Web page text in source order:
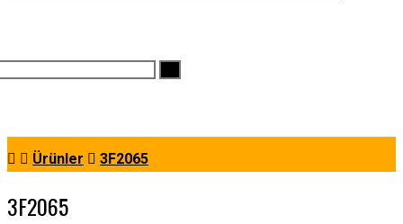
Ürünler 3F2065
3F2065